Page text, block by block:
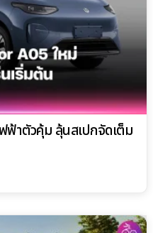
ฟ้าตัวคุ้ม ลุ้นสเปกจัดเต็ม